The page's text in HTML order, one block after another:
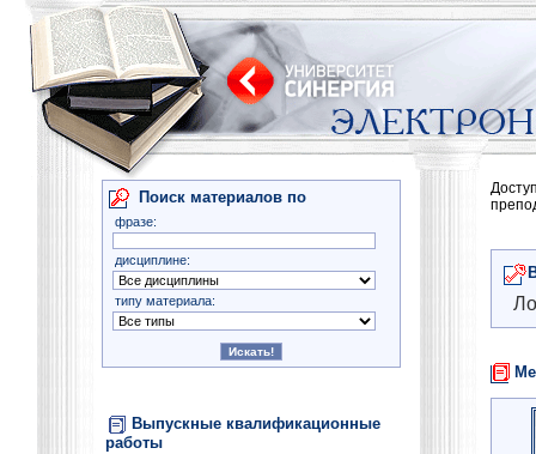
Поиск материалов по
фразе:
дисциплине:
типу материала:
Выпускные квалификационные
работы